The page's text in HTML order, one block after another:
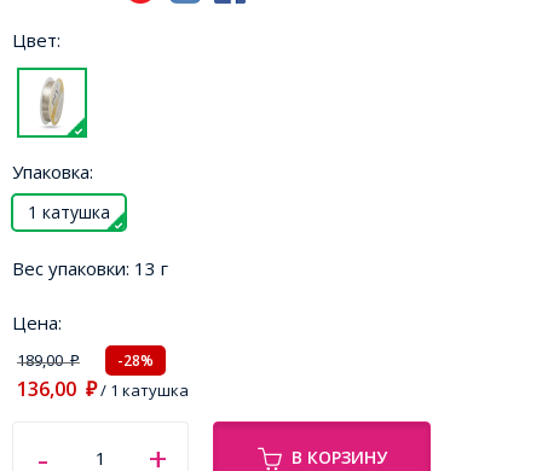
Цвет:
Упаковка:
1 катушка
Вес упаковки: 13 г
Цена:
189,00₽ -28%
136,00 ₽/ 1 катушка
В КОРЗИНУ